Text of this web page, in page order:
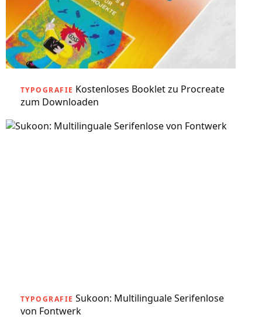
TYPOGRAFIE Kostenloses Booklet zu Procreate
zum Downloaden
TYPOGRAFIE Sukoon: Multilinguale Serifenlose
von Fontwerk